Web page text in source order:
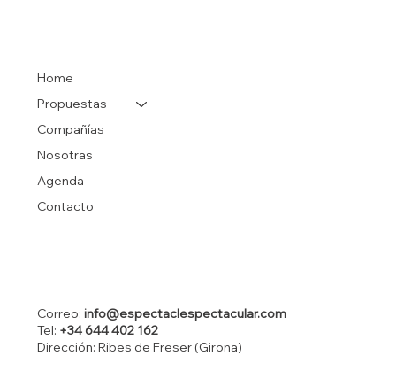
Home
Propuestas
Compañías
Nosotras
Agenda
Contacto
Correo:info@espectaclespectacular.com
Tel: +34 644 402 162
Dirección: Ribes de Freser (Girona)